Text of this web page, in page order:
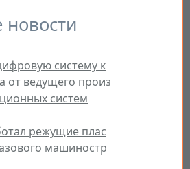
новости
систему к
от ведущего произ
систем
режущие плас
машиностр